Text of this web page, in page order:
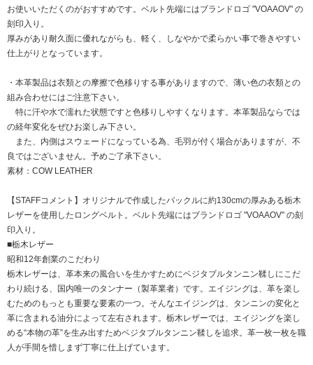
お使いいただくのがおすすめです。ベルト先端にはブランドロゴ "VOAAOV" の
刻印入り。
厚みがあり耐久面に優れながらも、軽く、しなやかで柔らかい事で巻きやすい
仕上がりとなっています。
・本革製品は衣類との摩擦で色移りする事がありますので、薄い色の衣類との
組み合わせにはご注意下さい。
特に汗や水で濡れた状態ですと色移りしやすくなります。本革製品ならでは
の経年変化をぜひお楽しみ下さい。
また、内側はスウェードになっている為、毛羽が付く場合がありますが、不
良ではございません。予めご了承下さい。
素材：COW LEATHER
【STAFFコメント】オリジナルで作成したバックルに約130cmの厚みある栃木
レザーを使用したロングベルト。ベルト先端にはブランドロゴ "VOAAOV" の刻
印入り。
■栃木レザー
昭和12年創業のこだわり
栃木レザーは、革本来の風合いを生かすためにベジタブルタンニン鞣しにこだ
わり続ける、国内唯一のタンナー（製革業者）です。エイジングは、革を楽し
むためのもっとも重要な要素の一つ。そんなエイジングは、タンニンの変化と
革に含まれる油分によって左右されます。栃木レザーでは、エイジングを楽し
める“本物の革”を生み出すためベジタブルタンニン鞣しを追求。革一枚一枚を職
人が手間を惜しまず丁寧に仕上げています。